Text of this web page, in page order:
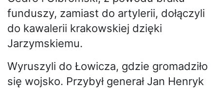
funduszy, zamiast do artylerii, dołączyli
do kawalerii krakowskiej dzięki
Jarzymskiemu.
Wyruszyli do Łowicza, gdzie gromadziło
się wojsko. Przybył generał Jan Henryk